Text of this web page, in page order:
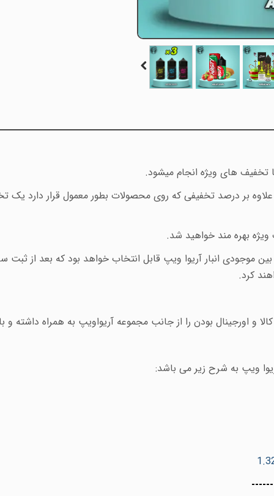
های ویژه انجام میشود.
بر درصد تخفیفی که روی محصولات بطور معمول قرار دارد یک
انبار آریوا ویپ قابل انتخاب خواهد بود که بعد از ثبت
کرد.
و اورجینال بودن را از جانب مجموعه آریواویپ به همراه داشته و
ویپ به شرح زیر می باشد: